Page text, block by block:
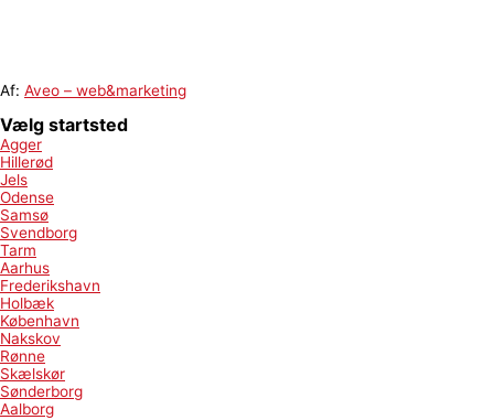
Af: Aveo – web&marketing
Vælg startsted
Agger
Hillerød
Jels
Odense
Samsø
Svendborg
Tarm
Aarhus
Frederikshavn
Holbæk
København
Nakskov
Rønne
Skælskør
Sønderborg
Aalborg